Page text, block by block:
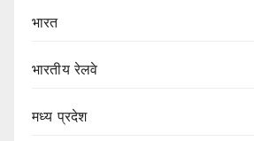
भारत
भारतीय रेलवे
मध्य प्रदेश